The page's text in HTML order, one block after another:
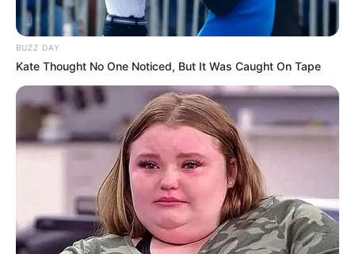
BUZZ DAY
Kate Thought No One Noticed, But It Was Caught On Tape